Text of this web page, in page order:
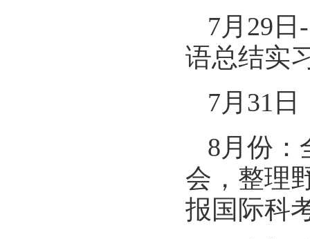
7月29 日 -
语总结实
7月31
8月份：
会，整理
报国际科